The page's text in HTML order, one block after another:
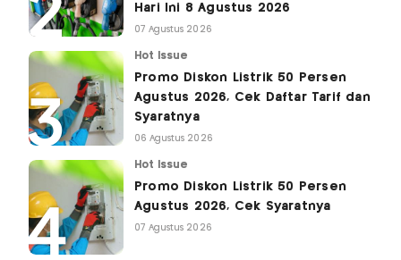
Hari Ini 8 Agustus 2026
07 Agustus 2026
Hot Issue
Promo Diskon Listrik 50 Persen
Agustus 2026, Cek Daftar Tarif dan
Syaratnya
06 Agustus 2026
Hot Issue
Promo Diskon Listrik 50 Persen
Agustus 2026, Cek Syaratnya
07 Agustus 2026